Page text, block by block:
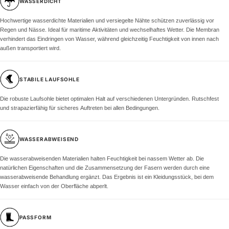
Hochwertige wasserdichte Materialien und versiegelte Nähte schützen zuverlässig vor
Regen und Nässe. Ideal für maritime Aktivitäten und wechselhaftes Wetter. Die Membran
verhindert das Eindringen von Wasser, während gleichzeitig Feuchtigkeit von innen nach
außen transportiert wird.
STABILE LAUFSOHLE
Die robuste Laufsohle bietet optimalen Halt auf verschiedenen Untergründen. Rutschfest
und strapazierfähig für sicheres Auftreten bei allen Bedingungen.
WASSERABWEISEND
Die wasserabweisenden Materialien halten Feuchtigkeit bei nassem Wetter ab. Die
natürlichen Eigenschaften und die Zusammensetzung der Fasern werden durch eine
wasserabweisende Behandlung ergänzt. Das Ergebnis ist ein Kleidungsstück, bei dem
Wasser einfach von der Oberfläche abperlt.
PASSFORM